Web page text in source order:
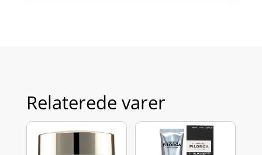
Relaterede varer